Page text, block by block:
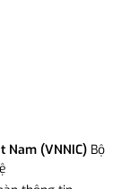
Nam (VNNIC) Bộ